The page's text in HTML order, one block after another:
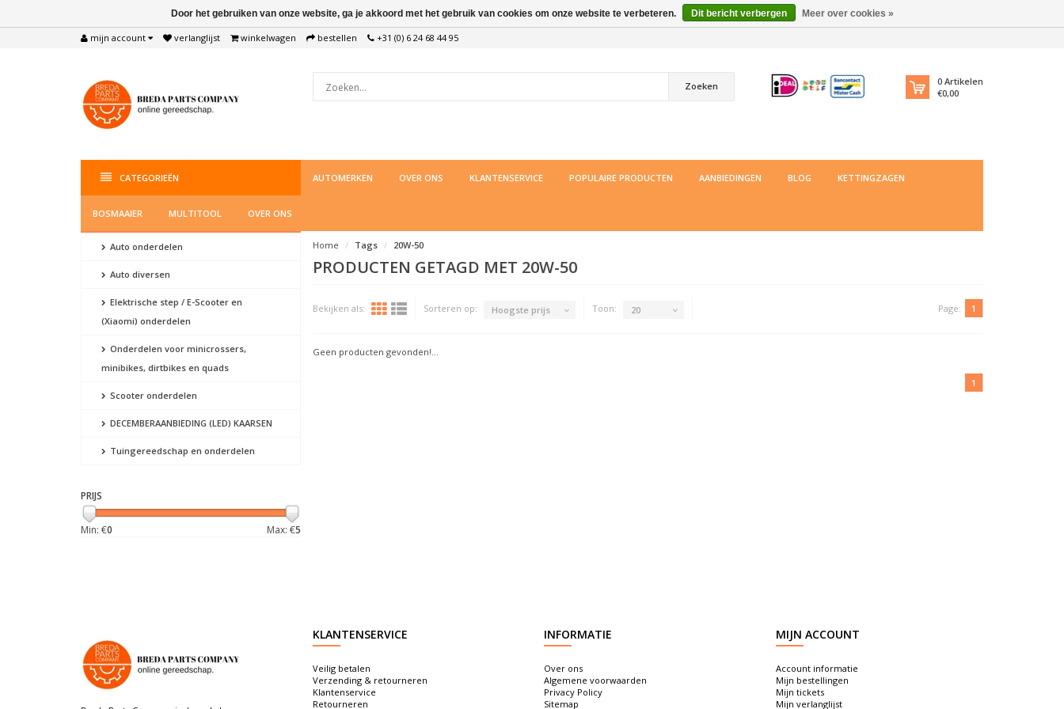
mijn account verlanglijst winkelwagen bestellen +31 (0) 6 24 68 44 95
Zoeken 0 Artikelen
€0,00
CATEGORIEËN AUTOMERKEN OVER ONS KLANTENSERVICE POPULAIRE PRODUCTEN AANBIEDINGEN BLOG KETTINGZAGEN
BOSMAAIER MULTITOOL OVER ONS
Auto onderdelen
Auto diversen
Elektrische step / E-Scooter en
(Xiaomi) onderdelen
Onderdelen voor minicrossers,
minibikes, dirtbikes en quads
Scooter onderdelen
DECEMBERAANBIEDING (LED) KAARSEN
Tuingereedschap en onderdelen
PRIJS
Min: €0 Max: €5
Home Tags 20W-50
PRODUCTEN GETAGD MET 20W-50
Bekijken als: Sorteren op: Hoogste prijs Toon: 20 Page: 1
Geen producten gevonden!...
1
KLANTENSERVICE
Veilig betalen
Verzending & retourneren
Klantenservice
Retourneren
INFORMATIE
Over ons
Algemene voorwaarden
Privacy Policy
Sitemap
MIJN ACCOUNT
Account informatie
Mijn bestellingen
Mijn tickets
Mijn verlanglijst
Door het gebruiken van onze website, ga je akkoord met het gebruik van cookies om onze website te verbeteren. Dit bericht verbergen Meer over cookies »